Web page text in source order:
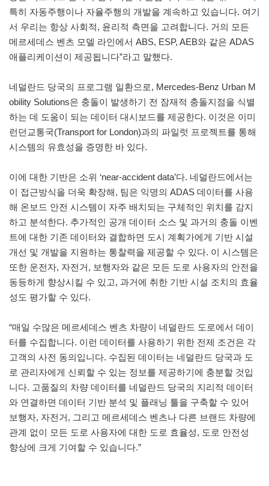
특히 자동주행이나 자율주행의 개발을 계속하고 있습니다. 여기
서 우리는 항상 사회적, 윤리적 측면을 고려합니다. 거의 모든
메르세데스 벤츠 모델 라인에서 ABS, ESP, AEB와 같은 ADAS
애플리케이션이 제공됩니다”라고 말했다.
네덜란드 당국의 프로그램 일환으로, Mercedes-Benz Urban M
obility Solutions은 충돌이 발생하기 전 잠재적 충돌지점을 식별
하는 데 도움이 되는 데이터 대시보드를 제공한다. 이것은 이미
런던교통국(Transport for London)과의 파일럿 프로젝트를 통해
시스템의 유효성을 증명한 바 있다.
이에 대한 기반은 소위 ‘near-accident data’다. 네덜란드에서는
이 접근방식을 더욱 확장해, 팀은 익명의 ADAS 데이터를 사용
해 온보드 안전 시스템이 자주 배치되는 구체적인 위치를 감지
하고 분석한다. 추가적인 공개 데이터 소스 및 과거의 충돌 이벤
트에 대한 기존 데이터와 결합하면 도시 계획가에게 기반 시설
개선 및 개발을 지원하는 통찰력을 제공할 수 있다. 이 시스템은
또한 운전자, 자전거, 보행자와 같은 모든 도로 사용자의 안전을
동등하게 향상시킬 수 있고, 과거에 취한 기반 시설 조치의 효율
성도 평가할 수 있다.
“매일 수많은 메르세데스 벤츠 차량이 네덜란드 도로에서 데이
터를 수집합니다. 이런 데이터를 사용하기 위한 전제 조건은 각
고객의 사전 동의입니다. 수집된 데이터는 네덜란드 당국과 도
로 관리자에게 신뢰할 수 있는 정보를 제공하기에 충분할 것입
니다. 고품질의 차량 데이터를 네덜란드 당국의 지리적 데이터
와 연결하면 데이터 기반 분석 및 플래닝 툴을 구축할 수 있어
보행자, 자전거, 그리고 메르세데스 벤츠나 다른 브랜드 차량에
관계 없이 모든 도로 사용자에 대한 도로 효율성, 도로 안전성
향상에 크게 기여할 수 있습니다.”